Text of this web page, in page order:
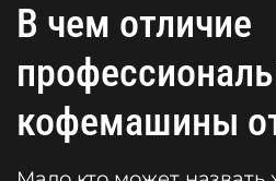
В чем отличие
кофемашины